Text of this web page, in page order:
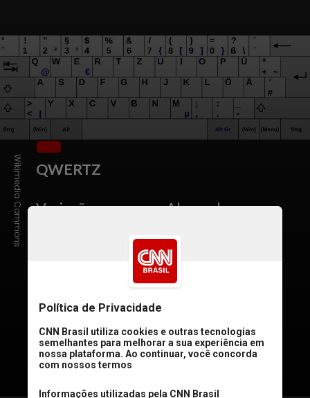
QWERTZ
Variação comum na Alemanha,
A principal alteração está
na inversão entre as teclas “Y” e “Z”,
já que o “Z” é mais frequente em
alemão. Inclui teclas dedicadas a
letras como “ä”, “ö”, “ü” e o símbolo
“ß”
Wikimedia Commons